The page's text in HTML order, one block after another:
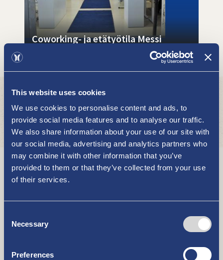
This website uses cookies
We use cookies to personalise content and ads, to
provide social media features and to analyse our traffic.
We also share information about your use of our site with
our social media, advertising and analytics partners who
may combine it with other information that you’ve
provided to them or that they’ve collected from your use
of their services.
Selection
Necessary
Preferences
Coworking- ja etätyötila Messi
Kasarminlahden esteetön
luontopolku ja lintulava
NÄE JA KOE